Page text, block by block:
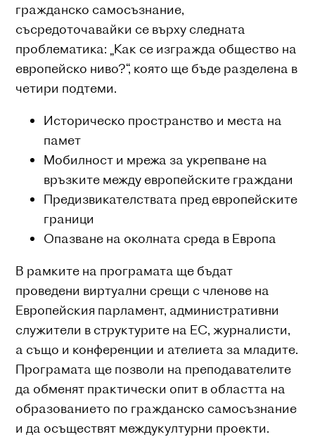
гражданско самосъзнание,
съсредоточавайки се върху следната
проблематика: „Как се изгражда общество на
европейско ниво?“, която ще бъде разделена в
четири подтеми.
Историческо пространство и места на
памет
Мобилност и мрежа за укрепване на
връзките между европейските граждани
Предизвикателствата пред европейските
граници
Опазване на околната среда в Европа
В рамките на програмата ще бъдат
проведени виртуални срещи с членове на
Европейския парламент, административни
служители в структурите на ЕС, журналисти,
а също и конференции и ателиета за младите.
Програмата ще позволи на преподавателите
да обменят практически опит в областта на
образованието по гражданско самосъзнание
и да осъществят междукултурни проекти.